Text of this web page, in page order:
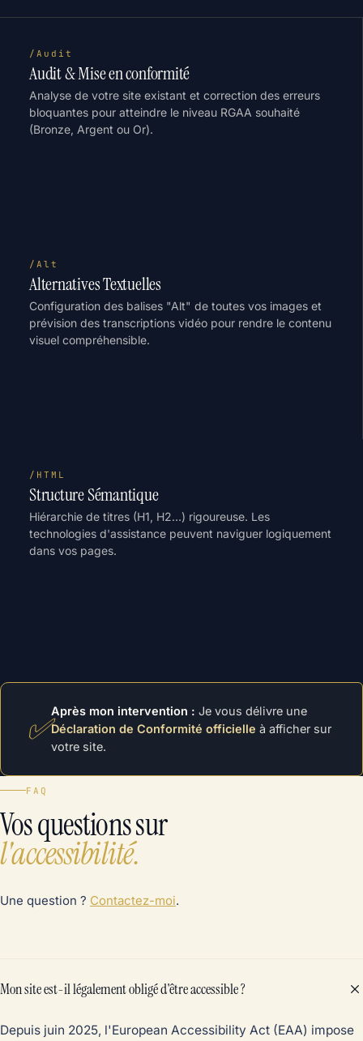
/Audit
Audit & Mise en conformité
Analyse de votre site existant et correction des erreurs
bloquantes pour atteindre le niveau RGAA souhaité
(Bronze, Argent ou Or).
/Alt
Alternatives Textuelles
Configuration des balises "Alt" de toutes vos images et
prévision des transcriptions vidéo pour rendre le contenu
visuel compréhensible.
/HTML
Structure Sémantique
Hiérarchie de titres (H1, H2…) rigoureuse. Les
technologies d'assistance peuvent naviguer logiquement
dans vos pages.
✅Après mon intervention : Je vous délivre une
Déclaration de Conformité officielle à afficher sur
votre site.
FAQ
Vos questions sur
l'accessibilité.
Une question ? Contactez-moi.
Mon site est-il légalement obligé d'être accessible ?
Depuis juin 2025, l'European Accessibility Act (EAA) impose